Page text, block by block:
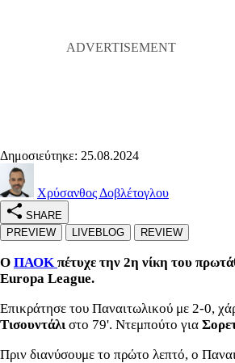
Δημοσιεύτηκε: 25.08.2024
Χρύσανθος Δοβλέτογλου
SHARE
PREVIEW
LIVEBLOG REVIEW
Ο ΠΑΟΚ πέτυχε την 2η νίκη του
Europa League.
Επικράτησε του Παναιτωλικού με 2-0,
Τισουντάλιστο 79'. Ντεμπούτο για
Πριν διανύσουμε το πρώτο λεπτό, ο